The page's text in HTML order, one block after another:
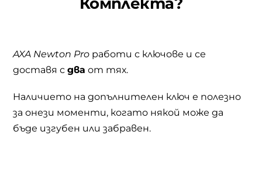
AXA Newton Pro работи с ключове и се
доставя сдва от тях.
Наличието на допълнителен ключ е полезно
за онези моменти, когато някой може да
бъде изгубен или забравен.